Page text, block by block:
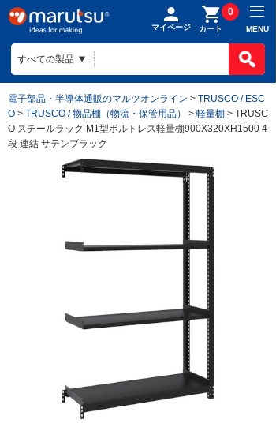
マイページ カート
0
MENU
電子部品・半導体通販のマルツオンライン > TRUSCO / ESC
O > TRUSCO / 物品棚（物流・保管用品） > 軽量棚 > TRUSC
O スチールラック M1型ボルトレス軽量棚900X320XH1500 4
段 連結 サテンブラック